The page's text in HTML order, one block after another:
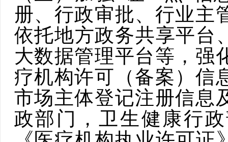
册、行政审批、行业主
依托地方政务共享平台
大数据管理平台等，强
疗机构许可（备案） 信
市场主体登记注册信息
政部门 ， 卫生健康行